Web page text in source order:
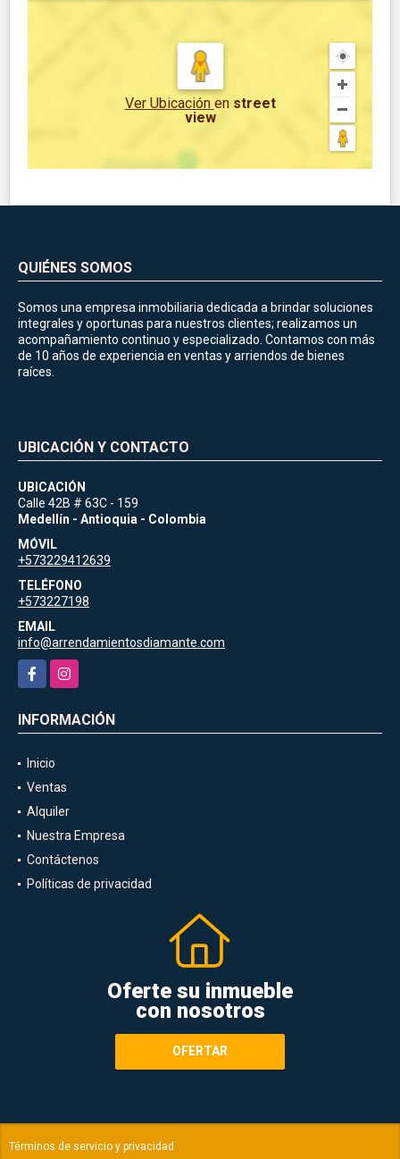
Ver Ubicación en street
view
QUIÉNES SOMOS
Somos una empresa inmobiliaria dedicada a brindar soluciones
integrales y oportunas para nuestros clientes; realizamos un
acompañamiento continuo y especializado. Contamos con más
de 10 años de experiencia en ventas y arriendos de bienes
raíces.
UBICACIÓN Y CONTACTO
UBICACIÓN
Calle 42B # 63C - 159
Medellín - Antioquia - Colombia
MÓVIL
+573229412639
TELÉFONO
+573227198
EMAIL
info@arrendamientosdiamante.com
FacebookInstagram
INFORMACIÓN
Inicio
Ventas
Alquiler
Nuestra Empresa
Contáctenos
Políticas de privacidad
Oferte su inmueble
con nosotros
OFERTAR
Términos de servicio y privacidad